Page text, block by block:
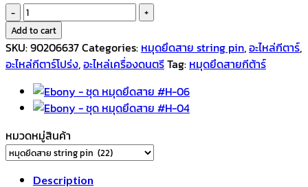
Ebony
-
ชุด
หมุด
สาย
#H-
quantity
Add to cart
SKU:90206637Categories: หมุดยึดสาย string pin,อะไหล่กีตาร์,
อะไหล่กีตาร์โปร่ง,อะไหล่เครื่องดนตรีTag: หมุดยึดสายกีต้าร์
หมวดหมู่สินค้า
Description